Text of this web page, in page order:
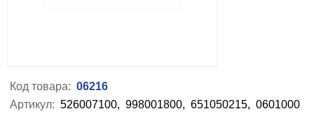
Код товара: 06216
Артикул: 526007100, 998001800, 651050215, 0601000